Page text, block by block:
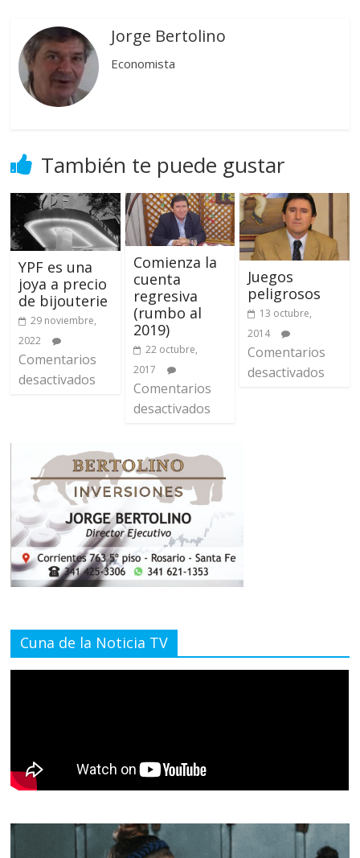
Jorge Bertolino
Economista
También te puede gustar
YPF es una
joya a precio
de bijouterie
29 noviembre,
2022
Comentarios
desactivados
Comienza la
cuenta
regresiva
(rumbo al
2019)
22 octubre,
2017
Comentarios
desactivados
Juegos
peligrosos
13 octubre,
2014
Comentarios
desactivados
Cuna de la Noticia TV